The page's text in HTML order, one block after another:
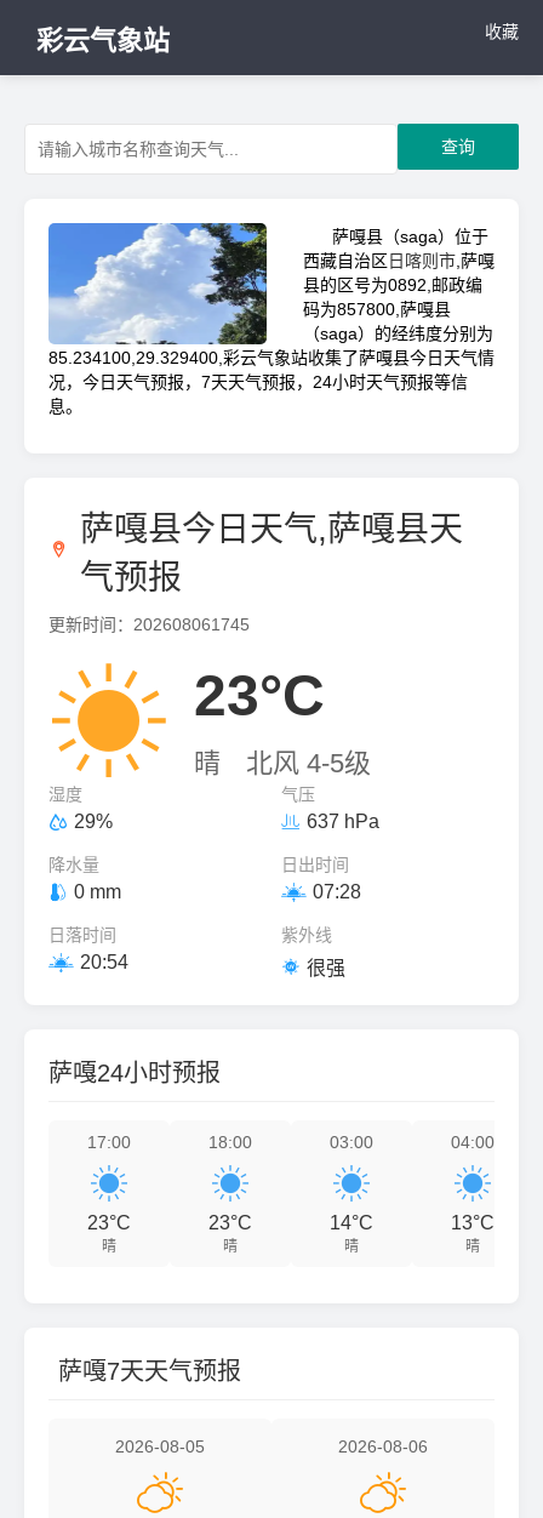
彩云气象站 收藏
查询
萨嘎县（saga）位于
西藏自治区 日喀则市 ,萨嘎
县的区号为0892,邮政编
码为857800,萨嘎县
（saga）的经纬度分别为
85.234100,29.329400,彩云气象站收集了萨嘎县今日天气情
况，今日天气预报，7天天气预报，24小时天气预报等信
息。

萨嘎县今日天气,萨嘎县天
气预报
更新时间：202608061745
 23°C
晴 北风 4-5级
湿度
 29%
气压
 637 hPa
降水量
 0 mm
日出时间
 07:28
日落时间
 20:54
紫外线
 很强
萨嘎24小时预报
17:00

23°C
晴
18:00

23°C
晴
03:00

14°C
晴
04:00

13°C
晴
萨嘎7天天气预报
2026-08-05

2026-08-06
